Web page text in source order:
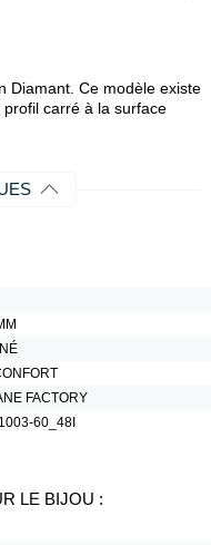
Diamant. Ce modèle existe
carré à la surface
FACTORY
60_48I
LE BIJOU :